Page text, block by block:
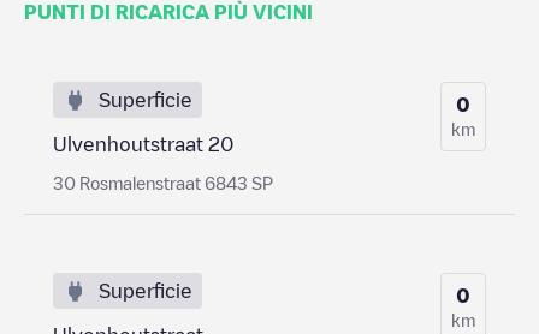
PUNTI DI RICARICA PIÙ VICINI
Superficie
Ulvenhoutstraat 20
30 Rosmalenstraat 6843 SP
0
km
Superficie 0
km